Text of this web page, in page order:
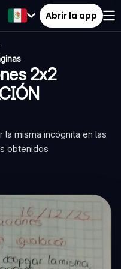
Abrir la app
·
2x2
misma incógnita en las
obtenidos